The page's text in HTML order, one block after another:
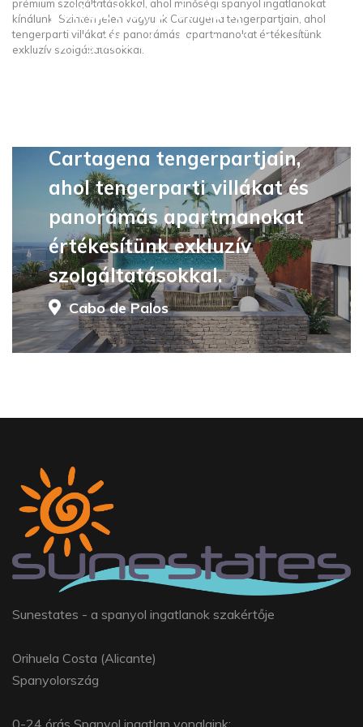
prémium szolgáltatásokkal, ahol minőségi spanyol ingatlanokat
kínálunk. Szintén jelen vagyunk Cartagena tengerpartjain, ahol
tengerparti villákat és panorámás apartmanokat értékesítünk
exkluzív szolgáltatásokkal.
golfélettel, prémium
szolgáltatásokkal, ahol
Cartagena tengerpartjain,
ahol tengerparti villákat és
panorámás apartmanokat
értékesítünk exkluzív
szolgáltatásokkal.
Cabo de Palos
Sunestates - a spanyol ingatlanok szakértője
Orihuela Costa (Alicante)
Spanyolország